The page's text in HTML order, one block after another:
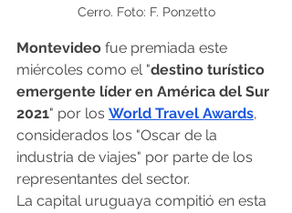
Cerro. Foto: F. Ponzetto
Montevideo fue premiada este
miércoles como el "destino turístico
emergente líder en América del Sur
2021" por los World Travel Awards,
considerados los "Oscar de la
industria de viajes" por parte de los
representantes del sector.
La capital uruguaya compitió en esta